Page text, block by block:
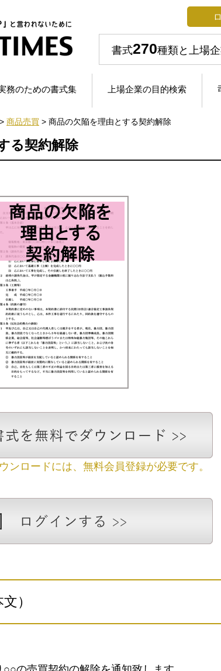
書式270種類と上場
務のための書式集 上場企業の目的検索
商品売買 > 商品の欠陥を理由とする契約解除
る契約解除
ンロードには、無料会員登録が必要です。
）